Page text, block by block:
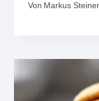
Von Markus Steiner